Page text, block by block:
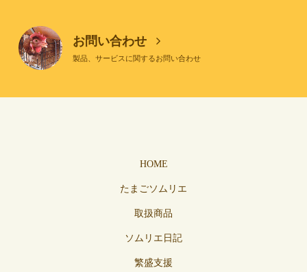
お問い合わせ
製品、サービスに関するお問い合わせ
HOME
たまごソムリエ
取扱商品
ソムリエ日記
繁盛支援